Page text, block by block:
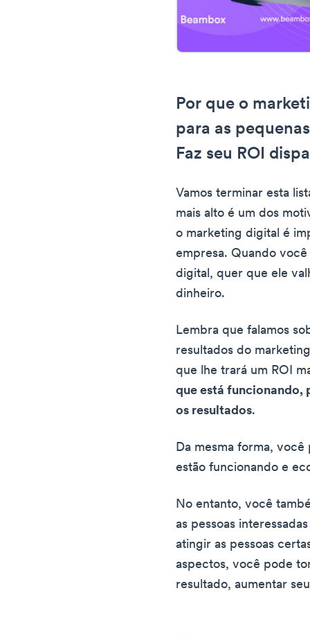
Por que o
para as
Faz seu ROI
Vamos terminar esta
mais alto é um dos
o marketing digital é
empresa. Quando
digital, quer que ele
dinheiro.
Lembra que falamos
resultados do
que lhe trará um ROI
que está funcionando,
os resultados.
Da mesma forma,
estão funcionando e
No entanto, você
as pessoas
atingir as pessoas
aspectos, você pode
resultado, aumentar